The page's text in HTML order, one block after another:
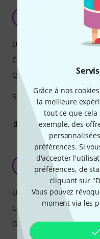
Grâce à nos
la meilleure
tout ce que
exemple, des
préférences. Si
d'accepter
préférences, de
cliquant sur
Vous pouvez
moment via les
Pour rack EVO16
Simple et efficace,
Utilisation
Caractéristiques
Qualité de fabrication
0
Parfait
Le
Utilisation
Caractéristiques
Qualité de fabrication